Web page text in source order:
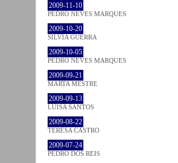
2009-11-10
PEDRO NEVES MARQUES
2009-10-20
SÍLVIA GUERRA
2009-10-05
PEDRO NEVES MARQUES
2009-09-21
MARTA MESTRE
2009-09-13
LUÍSA SANTOS
2009-08-22
TERESA CASTRO
2009-07-24
PEDRO DOS REIS